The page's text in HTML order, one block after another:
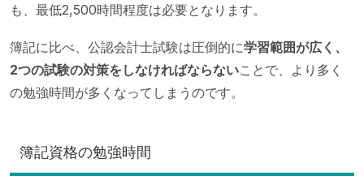
も、最低2,500時間程度は必要となります。
簿記に比べ、公認会計士試験は圧倒的に学習範囲が広く、
2つの試験の対策をしなければならないことで、より多く
の勉強時間が多くなってしまうのです。
簿記資格の勉強時間